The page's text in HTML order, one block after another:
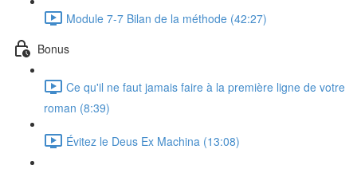
Module 7-7 Bilan de la méthode (42:27)
Bonus
Ce qu'il ne faut jamais faire à la première ligne de votre
roman (8:39)
Évitez le Deus Ex Machina (13:08)